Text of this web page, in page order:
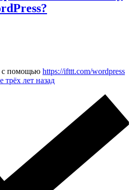
с помощью https://ifttt.com/wordpress
трёх лет назад